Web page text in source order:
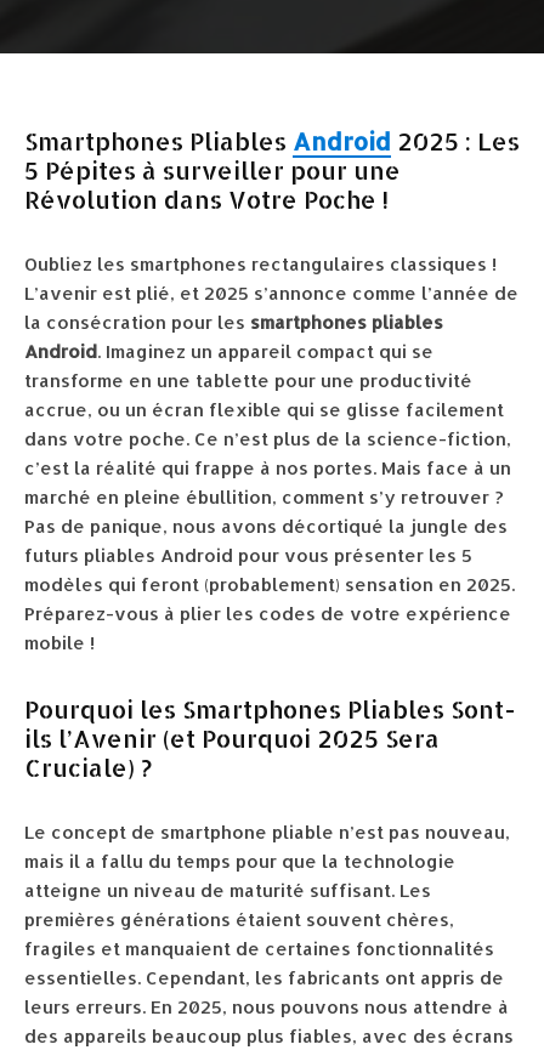
Smartphones Pliables Android 2025 : Les
5 Pépites à surveiller pour une
Révolution dans Votre Poche !
Oubliez les smartphones rectangulaires classiques !
L’avenir est plié, et 2025 s’annonce comme l’année de
la consécration pour les smartphones pliables
Android. Imaginez un appareil compact qui se
transforme en une tablette pour une productivité
accrue, ou un écran flexible qui se glisse facilement
dans votre poche. Ce n’est plus de la science-fiction,
c’est la réalité qui frappe à nos portes. Mais face à un
marché en pleine ébullition, comment s’y retrouver ?
Pas de panique, nous avons décortiqué la jungle des
futurs pliables Android pour vous présenter les 5
modèles qui feront (probablement) sensation en 2025.
Préparez-vous à plier les codes de votre expérience
mobile !
Pourquoi les Smartphones Pliables Sont-
ils l’Avenir (et Pourquoi 2025 Sera
Cruciale) ?
Le concept de smartphone pliable n’est pas nouveau,
mais il a fallu du temps pour que la technologie
atteigne un niveau de maturité suffisant. Les
premières générations étaient souvent chères,
fragiles et manquaient de certaines fonctionnalités
essentielles. Cependant, les fabricants ont appris de
leurs erreurs. En 2025, nous pouvons nous attendre à
des appareils beaucoup plus fiables, avec des écrans